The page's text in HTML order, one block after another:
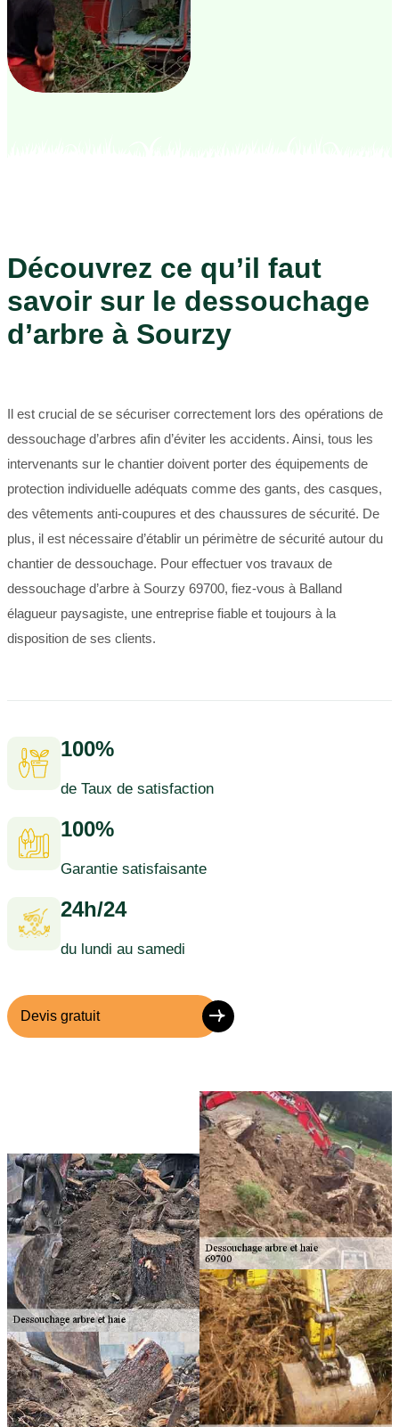
Découvrez ce qu’il faut
savoir sur le dessouchage
d’arbre à Sourzy
Il est crucial de se sécuriser correctement lors des opérations de
dessouchage d’arbres afin d’éviter les accidents. Ainsi, tous les
intervenants sur le chantier doivent porter des équipements de
protection individuelle adéquats comme des gants, des casques,
des vêtements anti-coupures et des chaussures de sécurité. De
plus, il est nécessaire d’établir un périmètre de sécurité autour du
chantier de dessouchage. Pour effectuer vos travaux de
dessouchage d’arbre à Sourzy 69700, fiez-vous à Balland
élagueur paysagiste, une entreprise fiable et toujours à la
disposition de ses clients.
100%
de Taux de satisfaction
100%
Garantie satisfaisante
24h/24
du lundi au samedi
Devis gratuit